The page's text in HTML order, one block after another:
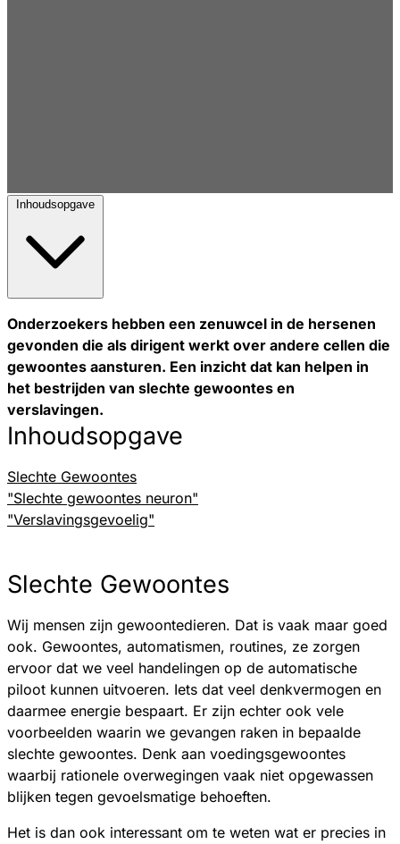
Inhoudsopgave
Onderzoekers hebben een zenuwcel in de hersenen
gevonden die als dirigent werkt over andere cellen die
gewoontes aansturen. Een inzicht dat kan helpen in
het bestrijden van slechte gewoontes en
verslavingen.
Inhoudsopgave
Slechte Gewoontes
"Slechte gewoontes neuron"
"Verslavingsgevoelig"
Slechte Gewoontes
Wij mensen zijn gewoontedieren. Dat is vaak maar goed
ook. Gewoontes, automatismen, routines, ze zorgen
ervoor dat we veel handelingen op de automatische
piloot kunnen uitvoeren. Iets dat veel denkvermogen en
daarmee energie bespaart. Er zijn echter ook vele
voorbeelden waarin we gevangen raken in bepaalde
slechte gewoontes. Denk aan voedingsgewoontes
waarbij rationele overwegingen vaak niet opgewassen
blijken tegen gevoelsmatige behoeften.
Het is dan ook interessant om te weten wat er precies in